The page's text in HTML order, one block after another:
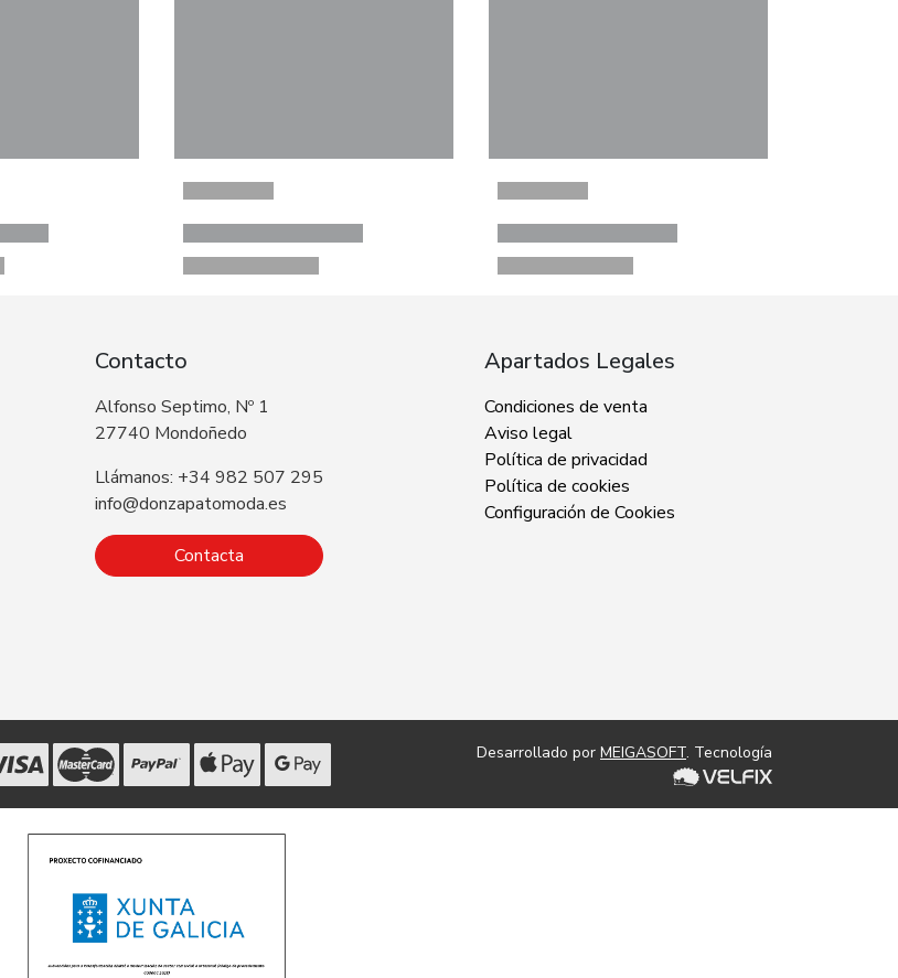
Contacto
Alfonso Septimo, Nº 1
27740 Mondoñedo
Llámanos: +34 982 507 295
info@donzapatomoda.es
Contacta
Apartados Legales
Condiciones de venta
Aviso legal
Política de privacidad
Política de cookies
Configuración de Cookies
Desarrollado por MEIGASOFT. Tecnología